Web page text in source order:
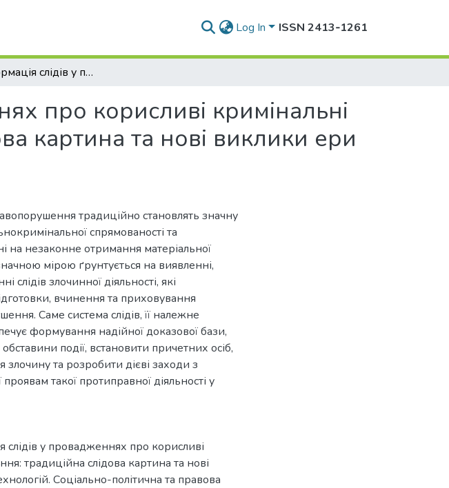
Log In ISSN 2413‑1261
Трансформація слідів у провадженнях про корисливі кримінальні правопорушення: традиційна слідова картина та нові виклики ери цифрових технологій
про корисливі кримінальні
картина та нові виклики ери
традиційно становлять значну
спрямованості та
на незаконне отримання матеріальної
мірою ґрунтується на виявленні,
слідів злочинної діяльності, які
вчинення та приховування
Саме система слідів, її належне
формування надійної доказової бази,
події, встановити причетних осіб,
злочину та розробити дієві заходи з
такої протиправної діяльності у
у провадженнях про корисливі
традиційна слідова картина та нові
Соціально-політична та правова